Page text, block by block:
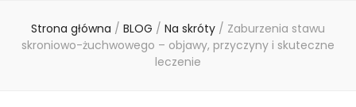
Strona główna / BLOG / Na skróty / Zaburzenia stawu
skroniowo-żuchwowego – objawy, przyczyny i skuteczne
leczenie